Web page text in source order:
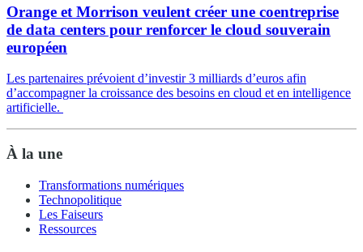
Orange et Morrison veulent créer une coentreprise
de data centers pour renforcer le cloud souverain
européen
Les partenaires prévoient d’investir 3 milliards d’euros afin
d’accompagner la croissance des besoins en cloud et en intelligence
artificielle.
À la une
Transformations numériques
Technopolitique
Les Faiseurs
Ressources